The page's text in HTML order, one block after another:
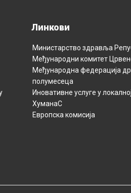
Линкови
Министарство здравља
Међународни комитет
Међународна федерација
полумесецa
Иновативне услуге у
ХуманаС
Европска комисија